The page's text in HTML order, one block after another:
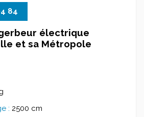
84
électrique
et sa Métropole
: 2500 cm